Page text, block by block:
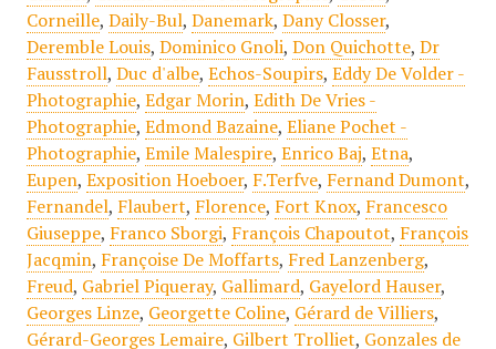
Corneille, Daily-Bul, Danemark, Dany Closser,
Deremble Louis, Dominico Gnoli, Don Quichotte, Dr
Fausstroll, Duc d'albe, Echos-Soupirs, Eddy De Volder -
Photographie, Edgar Morin, Edith De Vries -
Photographie, Edmond Bazaine, Eliane Pochet -
Photographie, Emile Malespire, Enrico Baj, Etna,
Eupen, Exposition Hoeboer, F.Terfve, Fernand Dumont,
Fernandel, Flaubert, Florence, Fort Knox, Francesco
Giuseppe, Franco Sborgi, François Chapoutot, François
Jacqmin, Françoise De Moffarts, Fred Lanzenberg,
Freud, Gabriel Piqueray, Gallimard, Gayelord Hauser,
Georges Linze, Georgette Coline, Gérard de Villiers,
Gérard-Georges Lemaire, Gilbert Trolliet, Gonzales de